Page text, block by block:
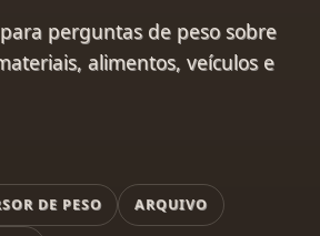
DE PESO ARQUIVO
perguntas de peso sobre
alimentos, veículos e